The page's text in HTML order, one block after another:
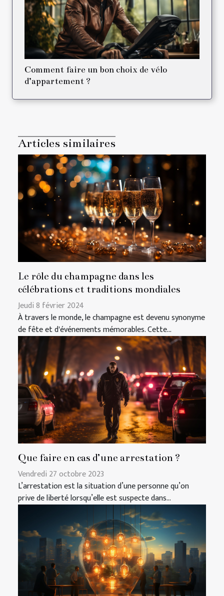
Comment faire un bon choix de vélo
d’appartement ?
Articles similaires
Le rôle du champagne dans les
célébrations et traditions mondiales
Jeudi 8 février 2024
À travers le monde, le champagne est devenu synonyme
de fête et d'événements mémorables. Cette...
Que faire en cas d’une arrestation ?
Vendredi 27 octobre 2023
L’arrestation est la situation d’une personne qu’on
prive de liberté lorsqu’elle est suspecte dans...